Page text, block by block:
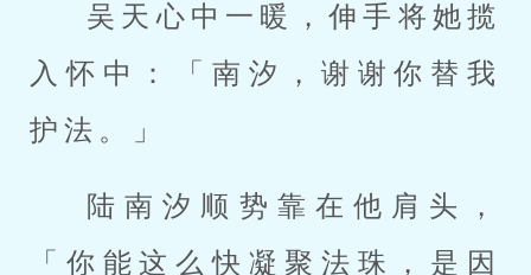
吴天心中一暖，伸手将她揽
入怀中：「南汐，谢谢你替我
护法。」
陆南汐顺势靠在他肩头，
「你能这么快凝聚法珠，是因